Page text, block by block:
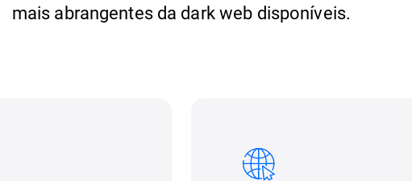
mais abrangentes da dark web disponíveis.